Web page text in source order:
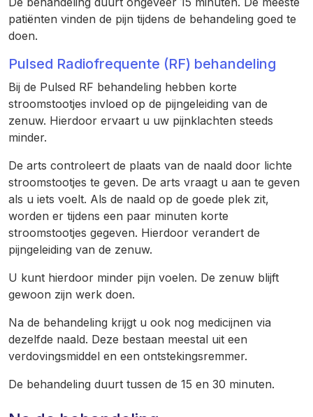
patiënten vinden de pijn tijdens de behandeling goed te
doen.
Pulsed Radiofrequente (RF) behandeling
Bij de Pulsed RF behandeling hebben korte
stroomstootjes invloed op de pijngeleiding van de
zenuw. Hierdoor ervaart u uw pijnklachten steeds
minder.
De arts controleert de plaats van de naald door lichte
stroomstootjes te geven. De arts vraagt u aan te geven
als u iets voelt. Als de naald op de goede plek zit,
worden er tijdens een paar minuten korte
stroomstootjes gegeven. Hierdoor verandert de
pijngeleiding van de zenuw.
U kunt hierdoor minder pijn voelen. De zenuw blijft
gewoon zijn werk doen.
Na de behandeling krijgt u ook nog medicijnen via
dezelfde naald. Deze bestaan meestal uit een
verdovingsmiddel en een ontstekingsremmer.
De behandeling duurt tussen de 15 en 30 minuten.